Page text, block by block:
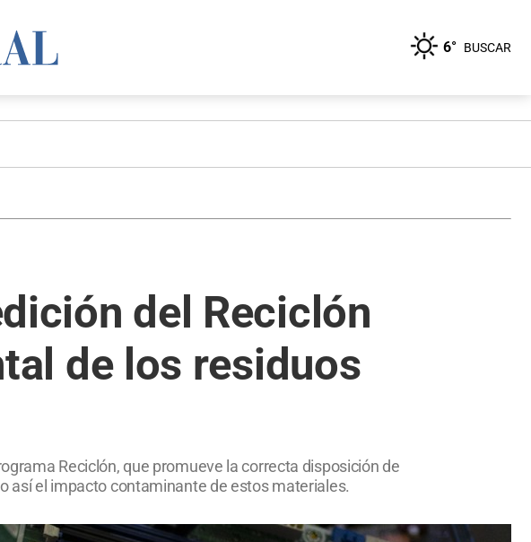
6° BUSCAR
del Reciclón
de los residuos
Reciclón, que promueve la correcta disposición de
así el impacto contaminante de estos materiales.